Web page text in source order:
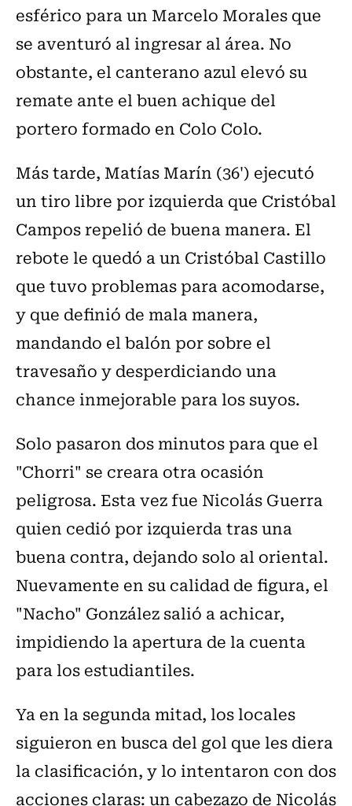
esférico para un Marcelo Morales que
se aventuró al ingresar al área. No
obstante, el canterano azul elevó su
remate ante el buen achique del
portero formado en Colo Colo.
Más tarde, Matías Marín (36') ejecutó
un tiro libre por izquierda que Cristóbal
Campos repelió de buena manera. El
rebote le quedó a un Cristóbal Castillo
que tuvo problemas para acomodarse,
y que definió de mala manera,
mandando el balón por sobre el
travesaño y desperdiciando una
chance inmejorable para los suyos.
Solo pasaron dos minutos para que el
"Chorri" se creara otra ocasión
peligrosa. Esta vez fue Nicolás Guerra
quien cedió por izquierda tras una
buena contra, dejando solo al oriental.
Nuevamente en su calidad de figura, el
"Nacho" González salió a achicar,
impidiendo la apertura de la cuenta
para los estudiantiles.
Ya en la segunda mitad, los locales
siguieron en busca del gol que les diera
la clasificación, y lo intentaron con dos
acciones claras: un cabezazo de Nicolás